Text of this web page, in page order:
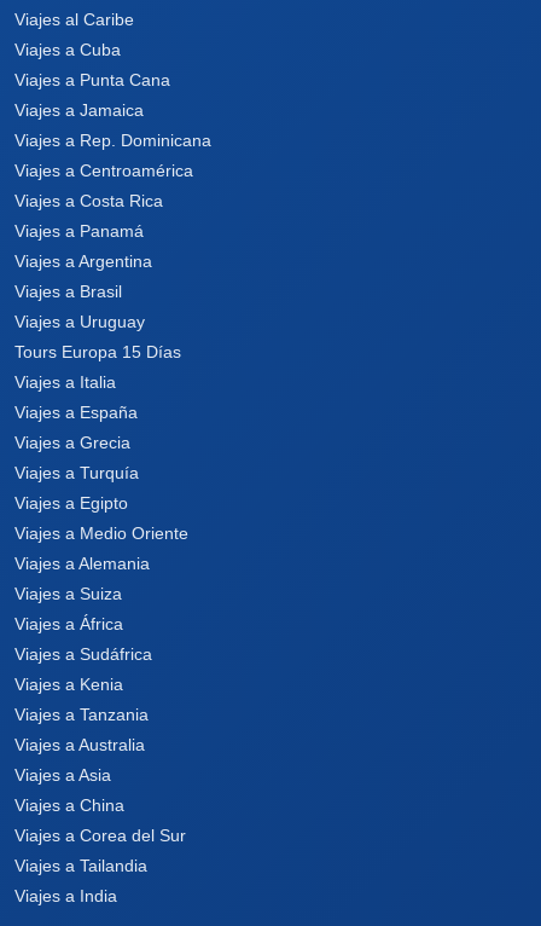
Viajes al Caribe
Viajes a Cuba
Viajes a Punta Cana
Viajes a Jamaica
Viajes a Rep. Dominicana
Viajes a Centroamérica
Viajes a Costa Rica
Viajes a Panamá
Viajes a Argentina
Viajes a Brasil
Viajes a Uruguay
Tours Europa 15 Días
Viajes a Italia
Viajes a España
Viajes a Grecia
Viajes a Turquía
Viajes a Egipto
Viajes a Medio Oriente
Viajes a Alemania
Viajes a Suiza
Viajes a África
Viajes a Sudáfrica
Viajes a Kenia
Viajes a Tanzania
Viajes a Australia
Viajes a Asia
Viajes a China
Viajes a Corea del Sur
Viajes a Tailandia
Viajes a India